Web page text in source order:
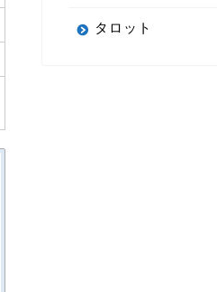
タロット